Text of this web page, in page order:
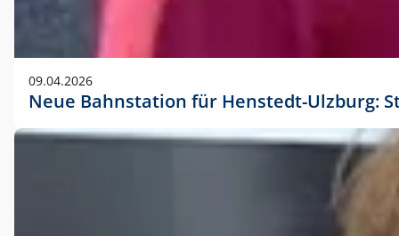
09.04.2026
Neue Bahnstation für Henstedt-Ulzburg: